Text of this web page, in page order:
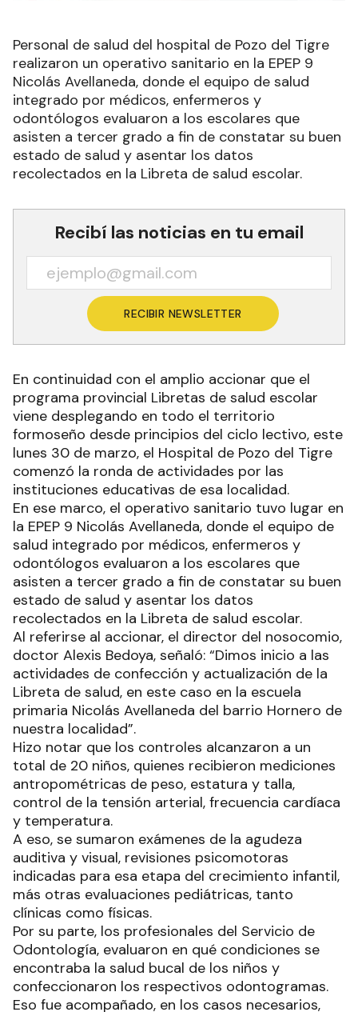
Personal de salud del hospital de Pozo del Tigre
realizaron un operativo sanitario en la EPEP 9
Nicolás Avellaneda, donde el equipo de salud
integrado por médicos, enfermeros y
odontólogos evaluaron a los escolares que
asisten a tercer grado a fin de constatar su buen
estado de salud y asentar los datos
recolectados en la Libreta de salud escolar.
Recibí las noticias en tu email
RECIBIR NEWSLETTER
En continuidad con el amplio accionar que el
programa provincial Libretas de salud escolar
viene desplegando en todo el territorio
formoseño desde principios del ciclo lectivo, este
lunes 30 de marzo, el Hospital de Pozo del Tigre
comenzó la ronda de actividades por las
instituciones educativas de esa localidad.
En ese marco, el operativo sanitario tuvo lugar en
la EPEP 9 Nicolás Avellaneda, donde el equipo de
salud integrado por médicos, enfermeros y
odontólogos evaluaron a los escolares que
asisten a tercer grado a fin de constatar su buen
estado de salud y asentar los datos
recolectados en la Libreta de salud escolar.
Al referirse al accionar, el director del nosocomio,
doctor Alexis Bedoya, señaló: “Dimos inicio a las
actividades de confección y actualización de la
Libreta de salud, en este caso en la escuela
primaria Nicolás Avellaneda del barrio Hornero de
nuestra localidad”.
Hizo notar que los controles alcanzaron a un
total de 20 niños, quienes recibieron mediciones
antropométricas de peso, estatura y talla,
control de la tensión arterial, frecuencia cardíaca
y temperatura.
A eso, se sumaron exámenes de la agudeza
auditiva y visual, revisiones psicomotoras
indicadas para esa etapa del crecimiento infantil,
más otras evaluaciones pediátricas, tanto
clínicas como físicas.
Por su parte, los profesionales del Servicio de
Odontología, evaluaron en qué condiciones se
encontraba la salud bucal de los niños y
confeccionaron los respectivos odontogramas.
Eso fue acompañado, en los casos necesarios,